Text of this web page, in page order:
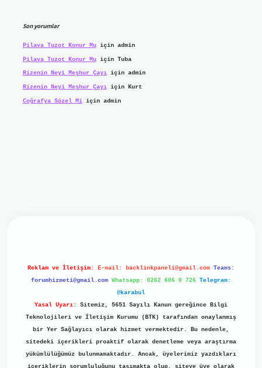
Son yorumlar
Pilava Tuzot Konur Muiçin admin
Pilava Tuzot Konur Muiçin Tuba
Rizenin Neyi Meşhur Çayıiçin admin
Rizenin Neyi Meşhur Çayıiçin Kurt
Coğrafya Sözel Miiçin admin
Reklam ve İletişim: E-mail: backlinkpaneli@gmail.com Teams:
forumhizmeti@gmail.com Whatsapp: 0262 606 0 726 Telegram:
@karabul
Yasal Uyarı:
Sitemiz, 5651 Sayılı Kanun gereğince Bilgi
Teknolojileri ve İletişim Kurumu (BTK) tarafından onaylanmış
bir Yer Sağlayıcı olarak hizmet vermektedir. Bu nedenle,
sitedeki içerikleri proaktif olarak denetleme veya araştırma
yükümlülüğümüz bulunmamaktadır. Ancak, üyelerimiz yazdıkları
içeriklerin sorumluluğunu taşımakta olup, siteye üye olarak